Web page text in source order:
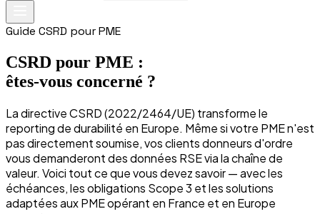
Guide CSRD pour PME
CSRD pour PME :
êtes-vous concerné ?
La directive CSRD (2022/2464/UE) transforme le
reporting de durabilité en Europe. Même si votre PME n'est
pas directement soumise, vos clients donneurs d'ordre
vous demanderont des données RSE via la chaîne de
valeur. Voici tout ce que vous devez savoir — avec les
échéances, les obligations Scope 3 et les solutions
adaptées aux PME opérant en France et en Europe